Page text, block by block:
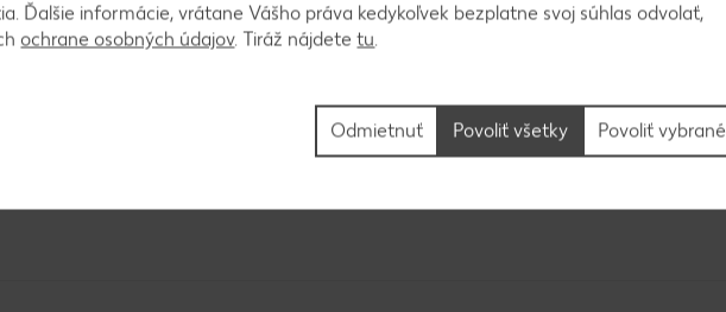
lievance. Lievance dáme na tanier, polejeme
a servírujeme.
Ďalšie informácie, vrátane Vášho práva kedykoľvek bezplatne svoj súhlas odvolať,
ochrane osobných údajov. Tiráž nájdetetu.
Povoliť vybrané
Odmietnuť Povoliť všetky